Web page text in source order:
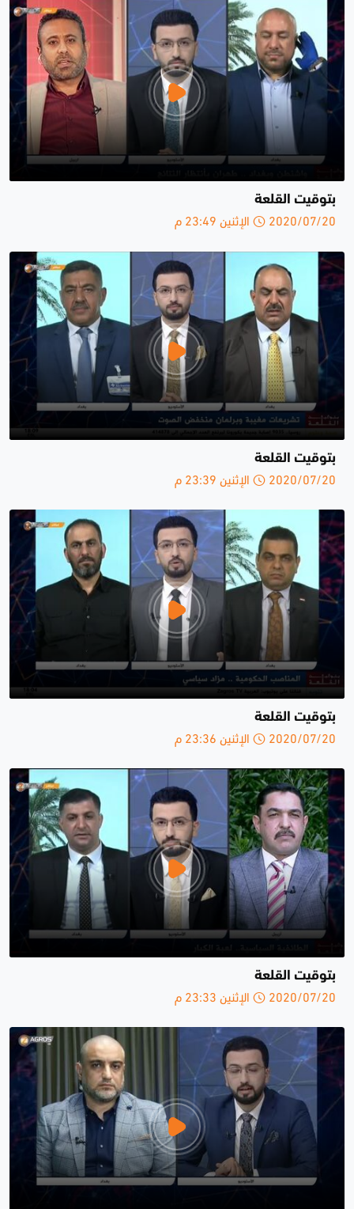
بتوقيت القلعة
2020/07/20 الإثنين 23:49 م
بتوقيت القلعة
2020/07/20 الإثنين 23:39 م
بتوقيت القلعة
2020/07/20 الإثنين 23:36 م
بتوقيت القلعة
2020/07/20 الإثنين 23:33 م